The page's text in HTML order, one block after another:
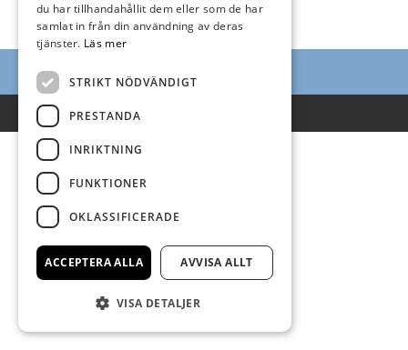
du har tillhandahållit dem eller som de har
samlat in från din användning av deras
tjänster. Läs mer
STRIKT NÖDVÄNDIGT
PRESTANDA
INRIKTNING
FUNKTIONER
OKLASSIFICERADE
ACCEPTERA ALLA AVVISA ALLT
VISA DETALJER